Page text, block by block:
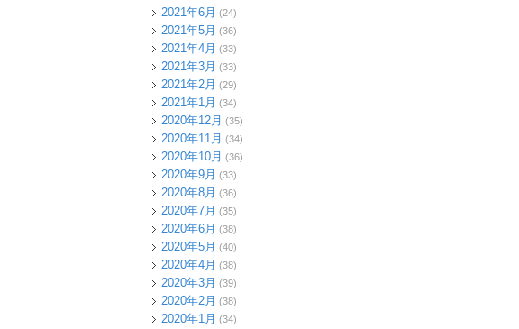
2021年6月 (24)
2021年5月 (36)
2021年4月 (33)
2021年3月 (33)
2021年2月 (29)
2021年1月 (34)
2020年12月 (35)
2020年11月 (34)
2020年10月 (36)
2020年9月 (33)
2020年8月 (36)
2020年7月 (35)
2020年6月 (38)
2020年5月 (40)
2020年4月 (38)
2020年3月 (39)
2020年2月 (38)
2020年1月 (34)